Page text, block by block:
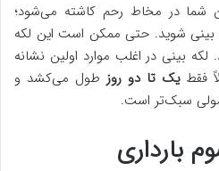
شما در مخاط رحم کاشته می‌شود؛
بینی شوید. حتی ممکن است این لکه
لکه بینی در اغلب موارد اولین نشانه
فقطیک تا دو روز طول می‌کشد و
سبک‌تر است.
بارداری